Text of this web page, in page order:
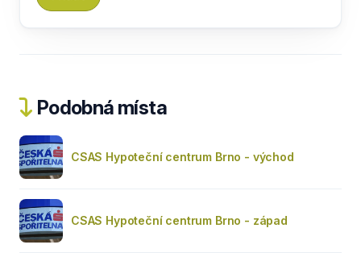
Podobná místa
CSAS Hypoteční centrum Brno - východ
CSAS Hypoteční centrum Brno - západ